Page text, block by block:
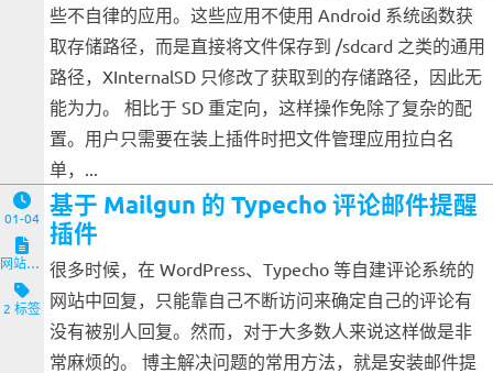
些不自律的应用。这些应用不使用 Android 系统函数获
取存储路径，而是直接将文件保存到 /sdcard 之类的通用
路径，XInternalSD 只修改了获取到的存储路径，因此无
能为力。 相比于 SD 重定向，这样操作免除了复杂的配
置。用户只需要在装上插件时把文件管理应用拉白名
单，...
01-04
网站与服务端
2 标签
基于 Mailgun 的 Typecho 评论邮件提醒
插件
很多时候，在 WordPress、Typecho 等自建评论系统的
网站中回复，只能靠自己不断访问来确定自己的评论有
没有被别人回复。然而，对于大多数人来说这样做是非
常麻烦的。 博主解决问题的常用方法，就是安装邮件提